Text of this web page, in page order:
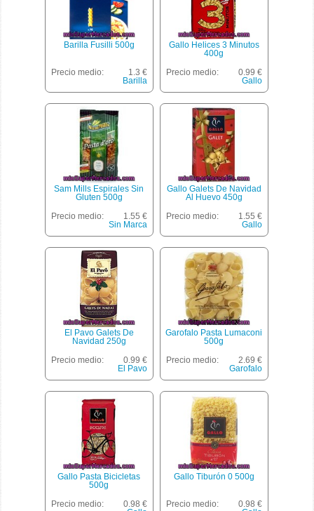
Barilla Fusilli 500g
Precio medio:
1.3 €
Barilla
Gallo Helices 3 Minutos
400g
Precio medio:
0.99 €
Gallo
Sam Mills Espirales Sin
Gluten 500g
Precio medio:
1.55 €
Sin Marca
Gallo Galets De Navidad
Al Huevo 450g
Precio medio:
1.55 €
Gallo
El Pavo Galets De
Navidad 250g
Precio medio:
0.99 €
El Pavo
Garofalo Pasta Lumaconi
500g
Precio medio:
2.69 €
Garofalo
Gallo Pasta Bicicletas
500g
Precio medio:
0.98 €
Gallo Tiburón 0 500g
Precio medio:
0.98 €